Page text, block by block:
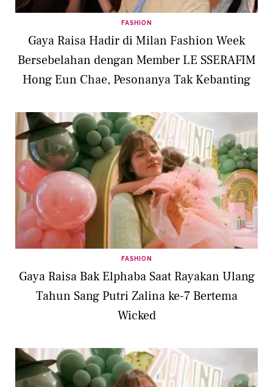
FASHION
Gaya Raisa Hadir di Milan Fashion Week
Bersebelahan dengan Member LE SSERAFIM
Hong Eun Chae, Pesonanya Tak Kebanting
FASHION
Gaya Raisa Bak Elphaba Saat Rayakan Ulang
Tahun Sang Putri Zalina ke-7 Bertema
Wicked